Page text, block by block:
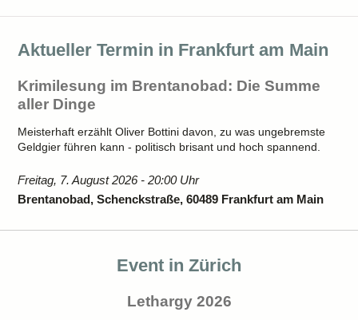
Aktueller Termin in Frankfurt am Main
Krimilesung im Brentanobad: Die Summe
aller Dinge
Meisterhaft erzählt Oliver Bottini davon, zu was ungebremste
Geldgier führen kann - politisch brisant und hoch spannend.
Freitag, 7. August 2026 - 20:00 Uhr
Brentanobad, Schenckstraße, 60489 Frankfurt am Main
Event in Zürich
Lethargy 2026